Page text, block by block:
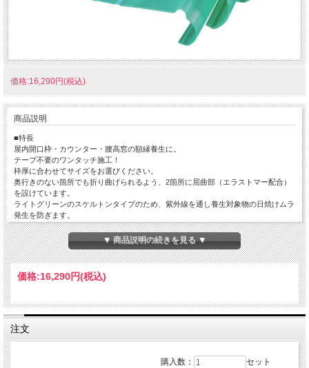
価格:16,290円(税込)
商品説明
■特長
屋内開口枠・カウンター・腰高窓の額縁養生に。
テープ不要のワンタッチ施工！
枠厚に合わせてサイズをお選びください。
奥行きのない箇所でも折り曲げられるよう、2箇所に屈曲部（エラストマー配合）
を設けています。
ライトグリーンのスケルトンタイプのため、紫外線を通し養生対象物の日焼けムラ
発生を防ぎます。
クロス貼りの際、従来の養生材では邪魔になって外されましたが、本品は狭持部の
係りが少ないので、少し浮かせるだけで施工が可能です。
■材質 ポリプロピレン（屈曲部：エラストマー）
▼ 商品説明の続きを見る ▼
価格:16,290円(税込)
注文
購入数： セット